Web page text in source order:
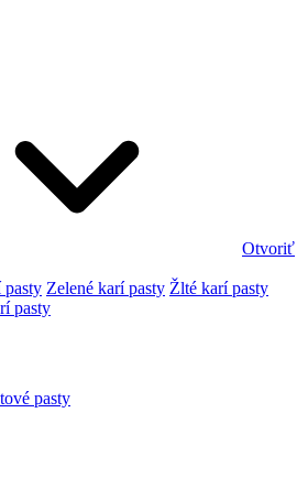
Otvoriť
pasty Zelené karí pasty Žlté karí pasty
pasty
pasty